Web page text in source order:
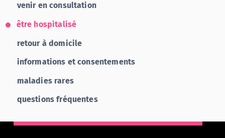
venir en consultation
être hospitalisé
retour à domicile
informations et consentements
maladies rares
questions fréquentes